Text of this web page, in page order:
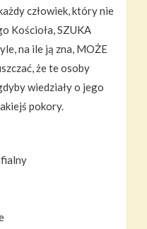
człowiek, który nie
Kościoła, SZUKA
na ile ją zna, MOŻE
że te osoby
wiedziały o jego
pokory.